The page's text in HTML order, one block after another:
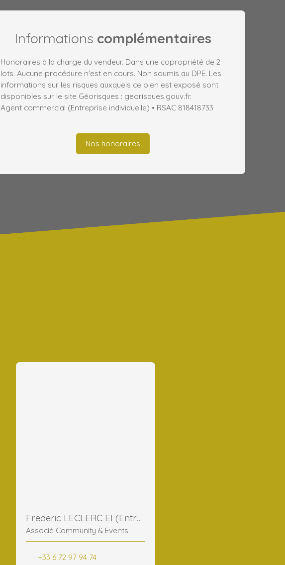
Informations complémentaires
Honoraires à la charge du vendeur. Dans une copropriété de 2
lots. Aucune procédure n'est en cours. Non soumis au DPE. Les
informations sur les risques auxquels ce bien est exposé sont
disponibles sur le site Géorisques : georisques.gouv.fr.
Agent commercial (Entreprise individuelle) • RSAC 818418733
Nos honoraires
Frederic LECLERC EI (Entreprise Individuelle)
Associé Community & Events
+33 6 72 97 94 74